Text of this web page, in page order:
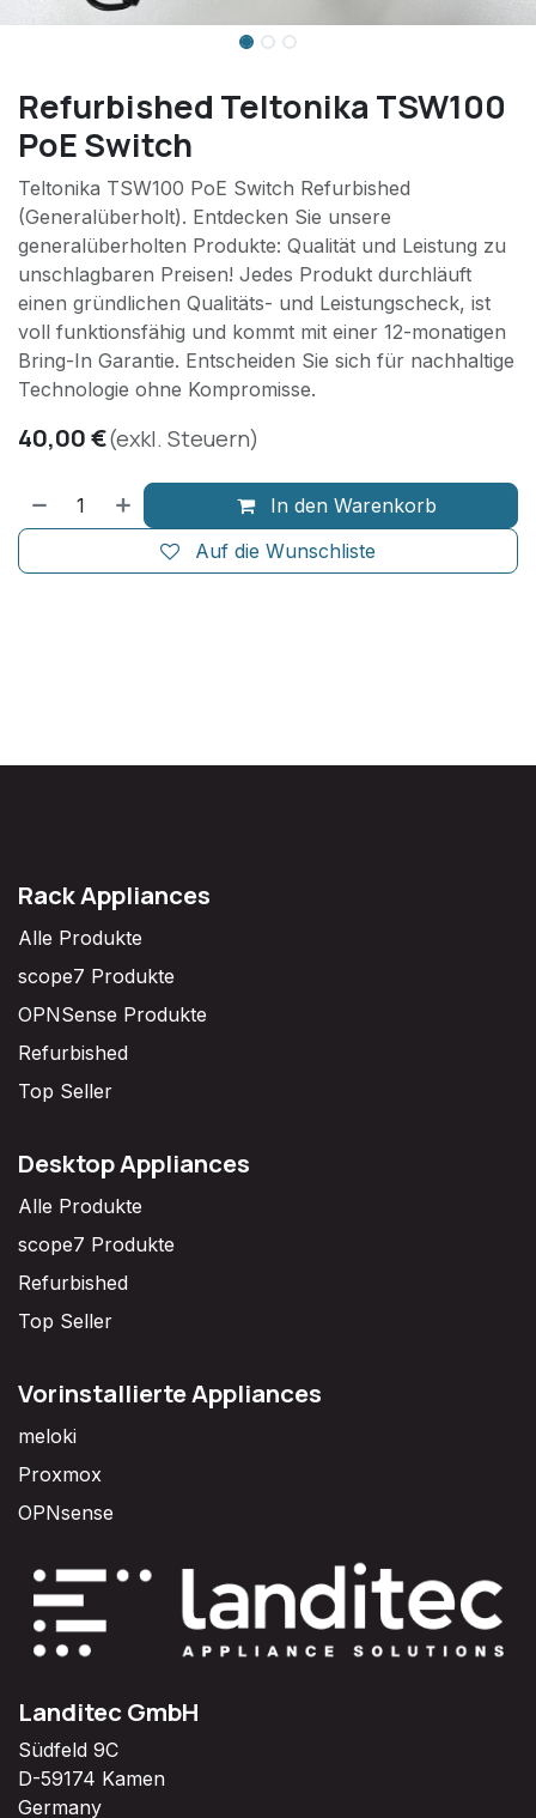
Refurbished Teltonika TSW100
PoE Switch
Teltonika TSW100 PoE Switch Refurbished
(Generalüberholt). Entdecken Sie unsere
generalüberholten Produkte: Qualität und Leistung zu
unschlagbaren Preisen! Jedes Produkt durchläuft
einen gründlichen Qualitäts- und Leistungscheck, ist
voll funktionsfähig und kommt mit einer 12-monatigen
Bring-In Garantie. Entscheiden Sie sich für nachhaltige
Technologie ohne Kompromisse.
40,00€(exkl. Steuern)
In den Warenkorb
Auf die Wunschliste
Rack Appliances
Alle Produkte
scope7 Produkte
OPNSense Produkte
Refurbished
Top Seller
Desktop Appliances
Alle Produkte
scope7 Produkte
Refurbished
Top Seller
Vorinstallierte Appliances
meloki
Proxmox
OPNsense
Landitec GmbH
Südfeld 9C
D-59174 Kamen
Germany